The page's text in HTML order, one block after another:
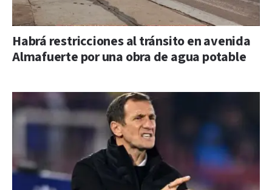
Habrá restricciones al tránsito en avenida
Almafuerte por una obra de agua potable